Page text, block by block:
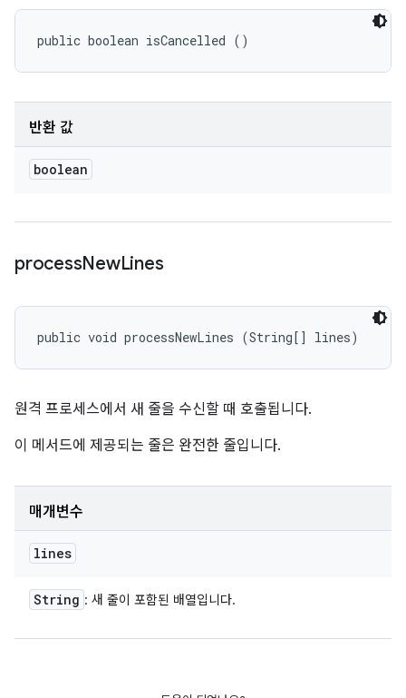
public boolean isCancelled ()
반환 값
boolean
processNewLines
public void processNewLines (String[] lines)
원격 프로세스에서 새 줄을 수신할 때 호출됩니다.
이 메서드에 제공되는 줄은 완전한 줄입니다.
매개변수
lines
String : 새 줄이 포함된 배열입니다.